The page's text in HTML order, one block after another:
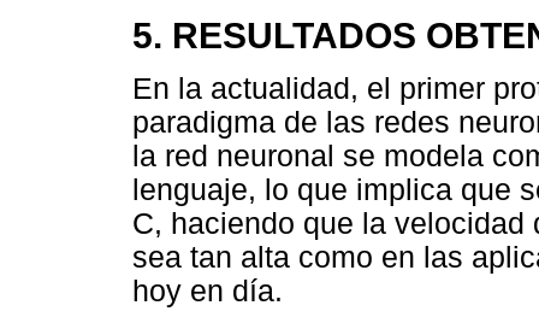
5. RESULTADOS
En la actualidad, el primer
paradigma de las redes
la red neuronal se modela
lenguaje, lo que implica que
C, haciendo que la
sea tan alta como en las
hoy en día.